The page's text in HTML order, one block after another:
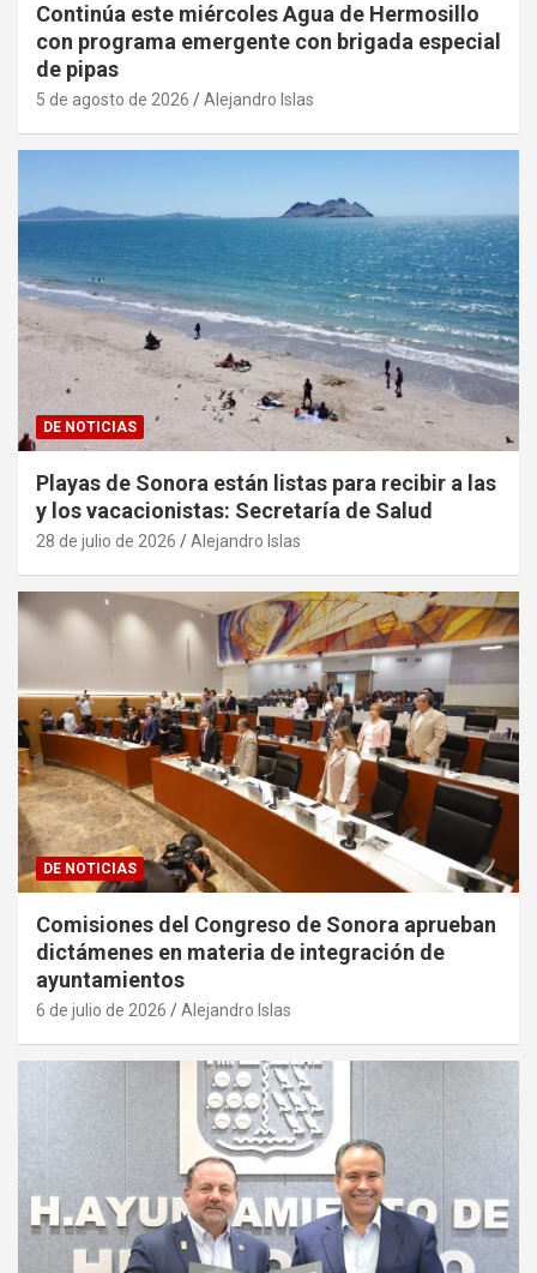
Continúa este miércoles Agua de Hermosillo
con programa emergente con brigada especial
de pipas
5 de agosto de 2026 Alejandro Islas
DE NOTICIAS
Playas de Sonora están listas para recibir a las
y los vacacionistas: Secretaría de Salud
28 de julio de 2026 Alejandro Islas
DE NOTICIAS
Comisiones del Congreso de Sonora aprueban
dictámenes en materia de integración de
ayuntamientos
6 de julio de 2026 Alejandro Islas